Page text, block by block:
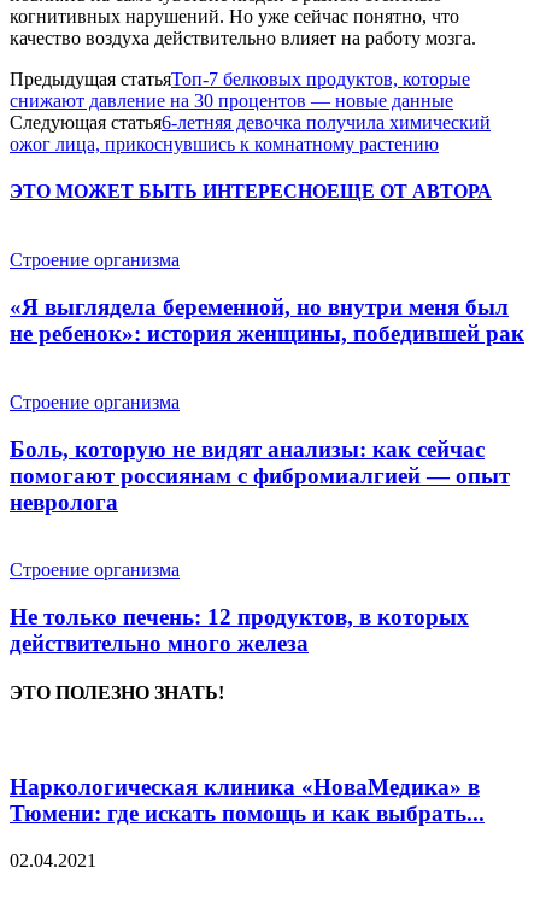
когнитивных нарушений. Но уже сейчас понятно, что
качество воздуха действительно влияет на работу мозга.
Предыдущая статьяТоп-7 белковых продуктов, которые
снижают давление на 30 процентов — новые данные
Следующая статья6-летняя девочка получила химический
ожог лица, прикоснувшись к комнатному растению
ЭТО МОЖЕТ БЫТЬ ИНТЕРЕСНОЕЩЕ ОТ АВТОРА
Строение организма
«Я выглядела беременной, но внутри меня был
не ребенок»: история женщины, победившей рак
Строение организма
Боль, которую не видят анализы: как сейчас
помогают россиянам с фибромиалгией — опыт
невролога
Строение организма
Не только печень: 12 продуктов, в которых
действительно много железа
ЭТО ПОЛЕЗНО ЗНАТЬ!
Наркологическая клиника «НоваМедика» в
Тюмени: где искать помощь и как выбрать...
02.04.2021